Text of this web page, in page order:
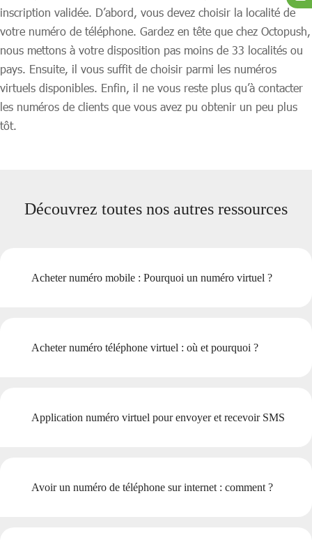
inscription validée. D’abord, vous devez choisir la localité de
votre numéro de téléphone. Gardez en tête que chez Octopush,
nous mettons à votre disposition pas moins de 33 localités ou
pays. Ensuite, il vous suffit de choisir parmi les numéros
virtuels disponibles. Enfin, il ne vous reste plus qu’à contacter
les numéros de clients que vous avez pu obtenir un peu plus
tôt.
Découvrez toutes nos autres ressources
Acheter numéro mobile : Pourquoi un numéro virtuel ?
Acheter numéro téléphone virtuel : où et pourquoi ?
Application numéro virtuel pour envoyer et recevoir SMS
Avoir un numéro de téléphone sur internet : comment ?